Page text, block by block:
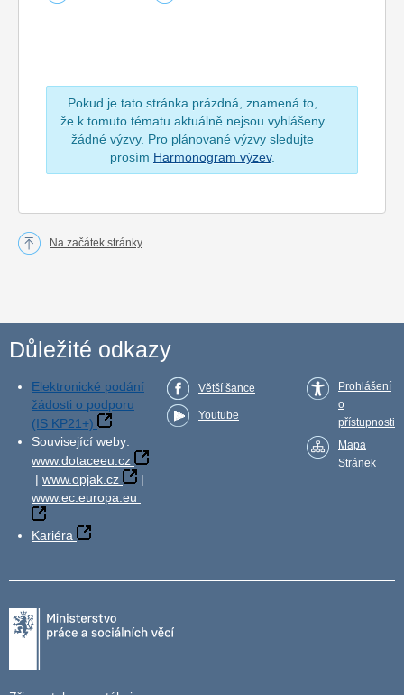
Pokud je tato stránka prázdná, znamená to,
že k tomuto tématu aktuálně nejsou vyhlášeny
žádné výzvy. Pro plánované výzvy sledujte
prosím Harmonogram výzev.
Na začátek stránky
Důležité odkazy
Elektronické podání
žádosti o podporu
(IS KP21+)
Související weby:
www.dotaceeu.cz
| www.opjak.cz
|
www.ec.europa.eu
Kariéra
Větší šance
Youtube
Prohlášení
o
přístupnosti
Mapa
Stránek